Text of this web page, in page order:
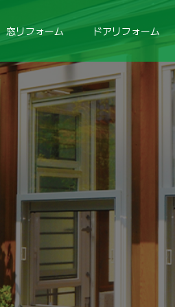
窓リフォーム ドアリフォーム